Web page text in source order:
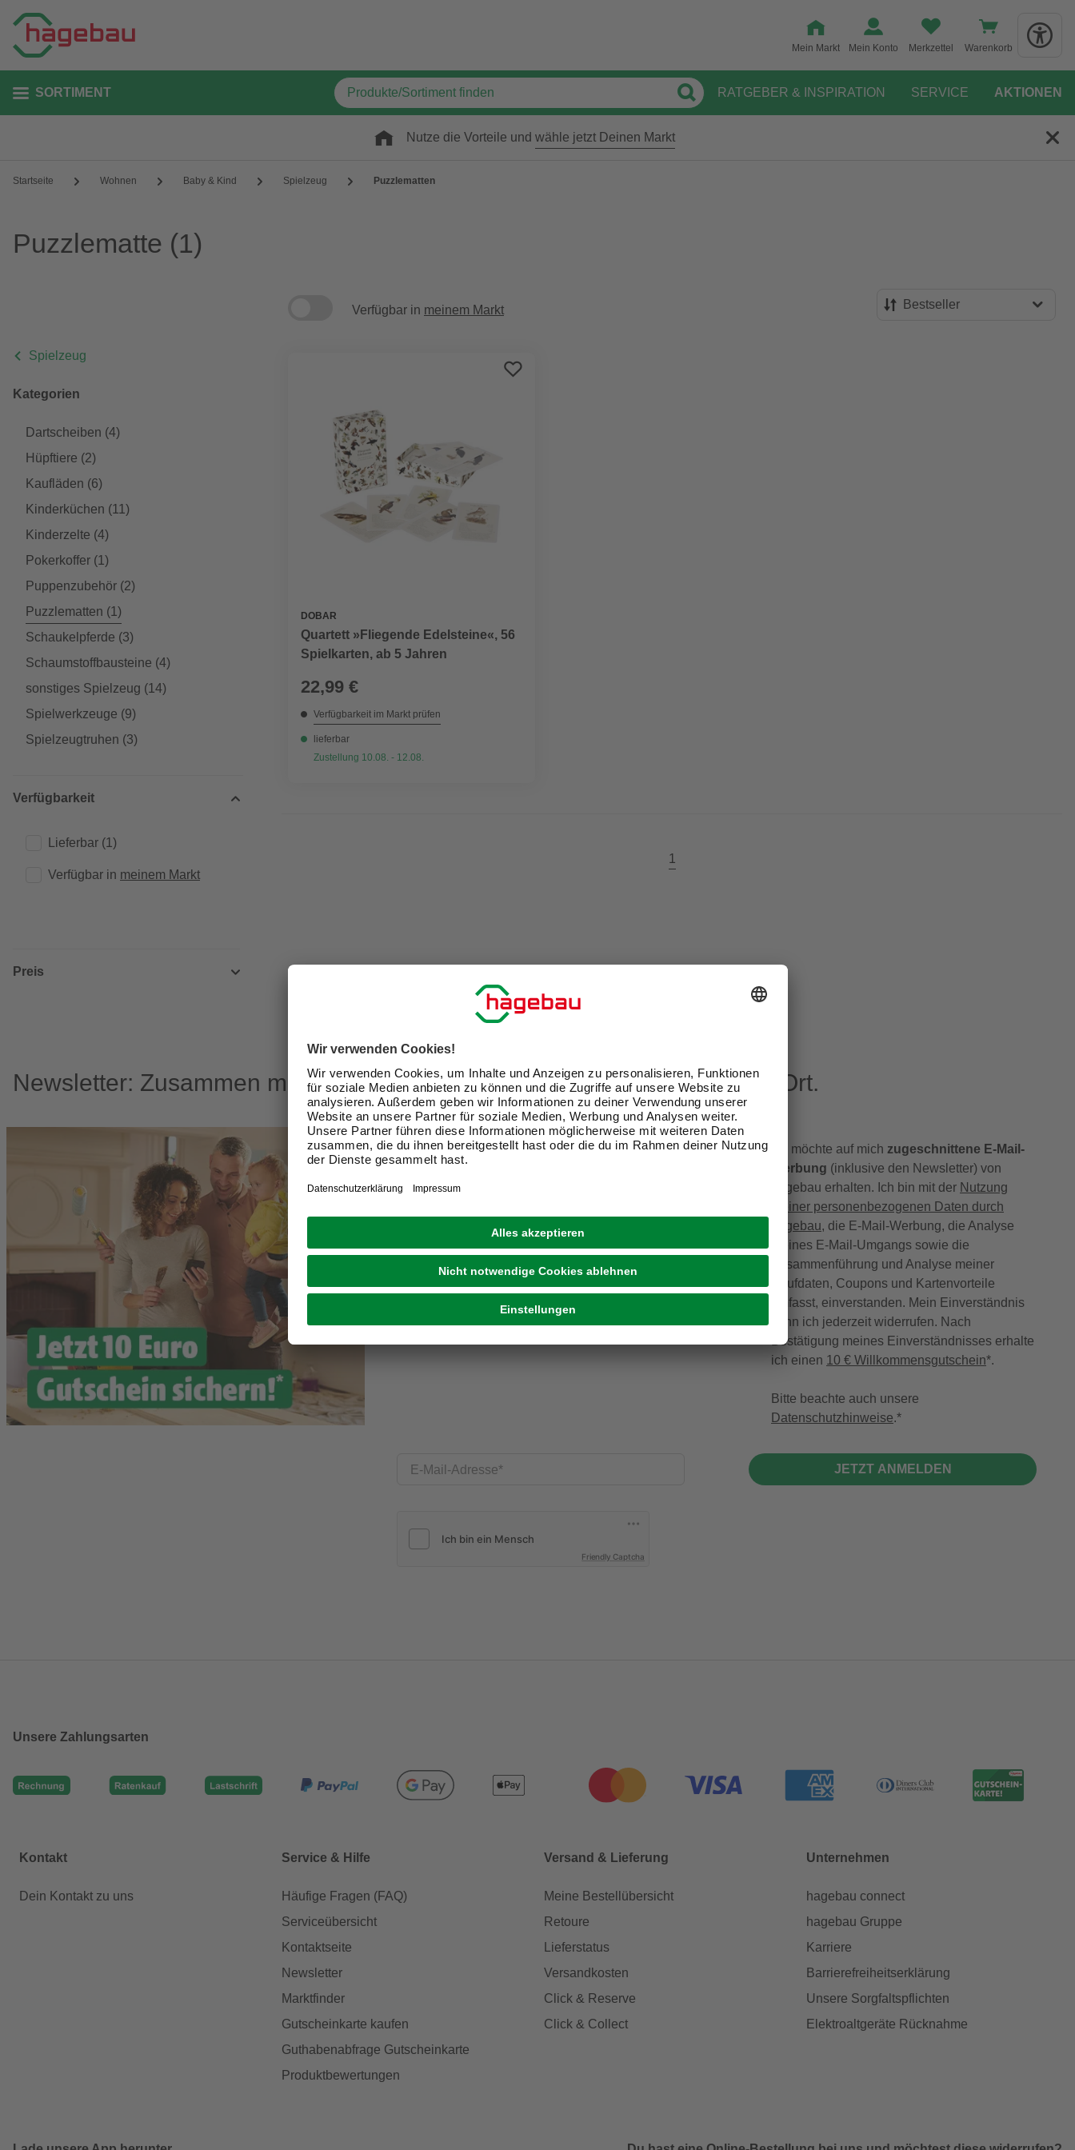
Mein Markt Mein Konto Merkzettel Warenkorb
SORTIMENT RATGEBER & INSPIRATION SERVICE AKTIONEN
Nutze die Vorteile und wähle jetzt Deinen Markt
Startseite Wohnen Baby & Kind Spielzeug Puzzlematten
Puzzlematte (1)
Spielzeug
Kategorien
Dartscheiben (4)
Hüpftiere (2)
Kaufläden (6)
Kinderküchen (11)
Kinderzelte (4)
Pokerkoffer (1)
Puppenzubehör (2)
Puzzlematten (1)
Schaukelpferde (3)
Schaumstoffbausteine (4)
sonstiges Spielzeug (14)
Spielwerkzeuge (9)
Spielzeugtruhen (3)
Verfügbarkeit
Lieferbar (1)
Verfügbar in meinem Markt
Preis
Verfügbar in meinem Markt Bestseller
DOBAR
Quartett »Fliegende Edelsteine«, 56
Spielkarten, ab 5 Jahren
22,99 €
Verfügbarkeit im Markt prüfen
lieferbar
Zustellung 10.08. - 12.08.
1
Newsletter: Zusammen machen wir Dein Zuhause zu einem schöneren Ort.
Exklusive Angebote und Gewinnspiele
E-Mail-Adresse
Friendly Captcha
Ich möchte auf mich zugeschnittene E-Mail-
Werbung (inklusive den Newsletter) von
hagebau erhalten. Ich bin mit der Nutzung
meiner personenbezogenen Daten durch
hagebau, die E-Mail-Werbung, die Analyse
meines E-Mail-Umgangs sowie die
Zusammenführung und Analyse meiner
Kaufdaten, Coupons und Kartenvorteile
umfasst, einverstanden. Mein Einverständnis
kann ich jederzeit widerrufen. Nach
Bestätigung meines Einverständnisses erhalte
ich einen 10 € Willkommensgutschein*.
Bitte beachte auch unsere
Datenschutzhinweise.
JETZT ANMELDEN
Unsere Zahlungsarten
Kontakt
Dein Kontakt zu uns
Service & Hilfe
Häufige Fragen (FAQ)
Serviceübersicht
Kontaktseite
Newsletter
Marktfinder
Gutscheinkarte kaufen
Guthabenabfrage Gutscheinkarte
Produktbewertungen
Versand & Lieferung
Meine Bestellübersicht
Retoure
Lieferstatus
Versandkosten
Click & Reserve
Click & Collect
Unternehmen
hagebau connect
hagebau Gruppe
Karriere
Barrierefreiheitserklärung
Unsere Sorgfaltspflichten
Elektroaltgeräte Rücknahme